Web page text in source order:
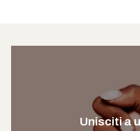
Unisciti a